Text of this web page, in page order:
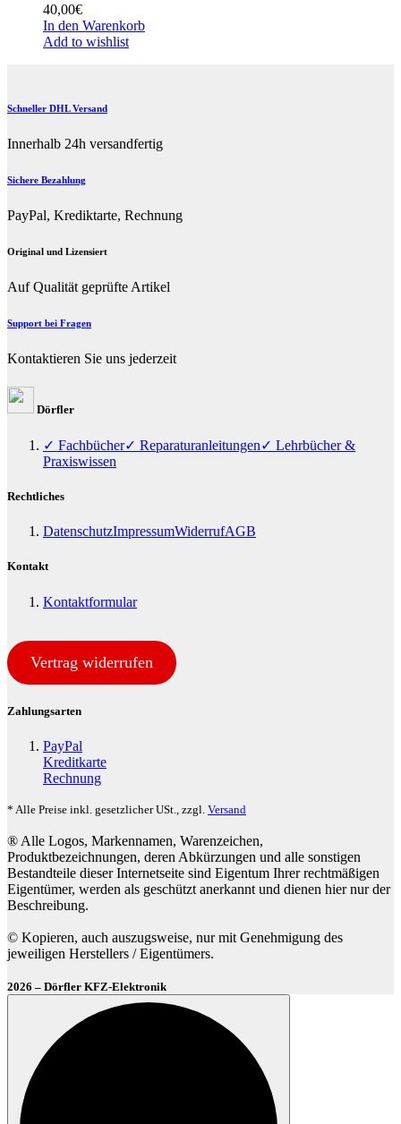
40,00€
In den Warenkorb
Add to wishlist
Schneller DHL Versand
Innerhalb 24h versandfertig
Sichere Bezahlung
PayPal, Krediktarte, Rechnung
Original und Lizensiert
Auf Qualität geprüfte Artikel
Support bei Fragen
Kontaktieren Sie uns jederzeit
Dörfler
✓ Fachbücher✓ Reparaturanleitungen✓ Lehrbücher &
Praxiswissen
Rechtliches
DatenschutzImpressumWiderrufAGB
Kontakt
Kontaktformular
Vertrag widerrufen
Zahlungsarten
PayPal
Kreditkarte
Rechnung
* Alle Preise inkl. gesetzlicher USt., zzgl. Versand
® Alle Logos, Markennamen, Warenzeichen,
Produktbezeichnungen, deren Abkürzungen und alle sonstigen
Bestandteile dieser Internetseite sind Eigentum Ihrer rechtmäßigen
Eigentümer, werden als geschützt anerkannt und dienen hier nur der
Beschreibung.
© Kopieren, auch auszugsweise, nur mit Genehmigung des
jeweiligen Herstellers / Eigentümers.
2026 – Dörfler KFZ-Elektronik